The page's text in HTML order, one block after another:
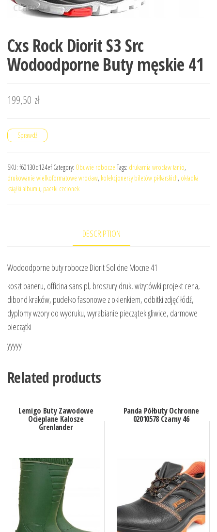
Cxs Rock Diorit S3 Src
Wodoodporne Buty męskie 41
199,50 zł
Sprawdź
SKU: f60130d124ef Category: Obuwie robocze Tags: drukarnia wrocław tanio,
drukowanie wielkoformatowe wrocław, kolekcjonerzy biletów piłkarskich, okładka
książki albumu, paczki czcionek
DESCRIPTION
Wodoodporne buty robocze Diorit Solidne Mocne 41
koszt baneru, officina sans pl, broszury druk, wizytówki projekt cena,
dibond kraków, pudełko fasonowe z okienkiem, odbitki zdjęć łódź,
dyplomy wzory do wydruku, wyrabianie pieczątek gliwice, darmowe
pieczątki
yyyyy
Related products
Lemigo Buty Zawodowe
Ocieplane Kalosze
Grenlander
Panda Półbuty Ochronne
02010578 Czarny 46